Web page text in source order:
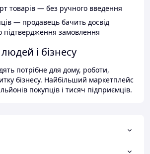
товарів — без ручного введення
— продавець бачить досвід
підтвердження замовлення
і бізнесу
потрібне для дому, роботи,
бізнесу. Найбільший маркетплейс
покупців і тисяч підприємців.